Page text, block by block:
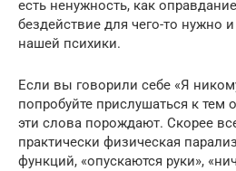
есть ненужность, как
бездействие для чего-то нужно
нашей психики.
Если вы говорили себе «Я
попробуйте прислушаться к
эти слова порождают. Скорее
практически физическая
функций, «опускаются руки»,